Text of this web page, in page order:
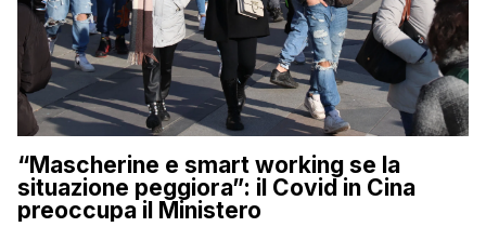
“Mascherine e smart working se la
situazione peggiora”: il Covid in Cina
preoccupa il Ministero